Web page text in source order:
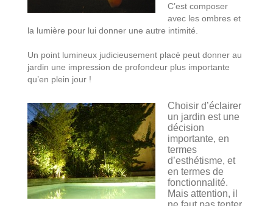
C’est composer
avec les ombres et
la lumière pour lui donner une autre intimité.
Un point lumineux judicieusement placé peut donner au
jardin une impression de profondeur plus importante
qu’en plein jour !
Choisir d’éclairer
un jardin est une
décision
importante, en
termes
d’esthétisme, et
en termes de
fonctionnalité.
Mais attention, il